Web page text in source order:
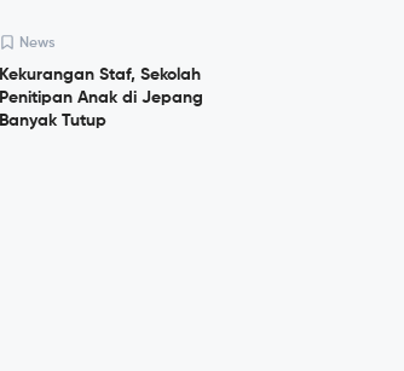
News
Kekurangan Staf, Sekolah
Penitipan Anak di Jepang
Banyak Tutup